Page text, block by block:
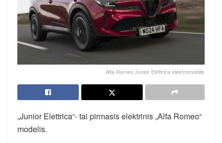
Alfa Romeo Junior Elettrica elektromobilis
„Junior Elettrica“- tai pirmasis elektrinis „Alfa Romeo“
modelis.